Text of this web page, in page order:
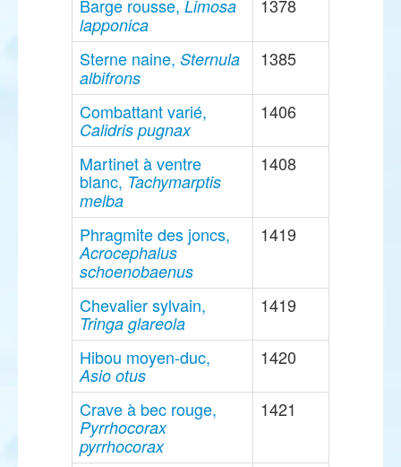
Barge rousse, Limosa
lapponica
1378
Sterne naine, Sternula
albifrons
1385
Combattant varié,
Calidris pugnax
1406
Martinet à ventre
blanc, Tachymarptis
melba
1408
Phragmite des joncs,
Acrocephalus
schoenobaenus
1419
Chevalier sylvain,
Tringa glareola
1419
Hibou moyen-duc,
Asio otus
1420
Crave à bec rouge,
Pyrrhocorax
pyrrhocorax
1421